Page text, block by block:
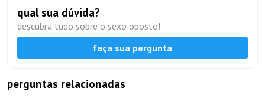
qual sua dúvida?
descubra tudo sobre o sexo oposto!
faça sua pergunta
perguntas relacionadas